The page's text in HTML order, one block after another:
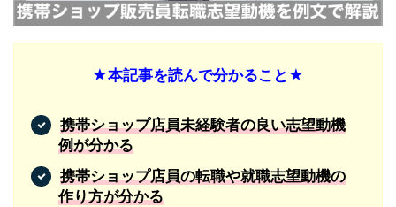
★本記事を読んで分かること★
携帯ショップ店員未経験者の良い志望動機
例が分かる
携帯ショップ店員の転職や就職志望動機の
作り方が分かる